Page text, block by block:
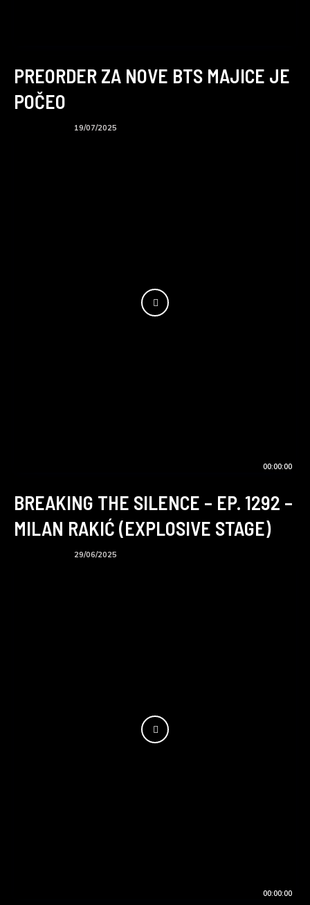
PREORDER ZA NOVE BTS MAJICE JE
POČEO
19/07/2025
00:00:00
BREAKING THE SILENCE – EP. 1292 –
MILAN RAKIĆ (EXPLOSIVE STAGE)
29/06/2025
00:00:00